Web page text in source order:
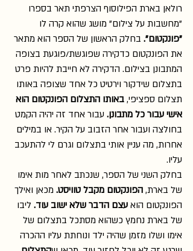
רולאן בארת הפילוסוף הצרפתי תאר בספרו
"מחשבות על צילום" מושג שהוא קרה לו
"פונקטום". בחלק הראשון של הספר הוא מתאר
את הפונקטום כדקירה שפוגשת/פוגעת בצופה
המתבונן בצילום. הדקירה לא חייבת להיות פרט
בתצלום שידקור וירטיט כל אחד שצופה באותו
תצלום ספציפי, באותו התצלום הפונקטום הוא
אישי עבור כל מתבונן. עבור אחד זה יהיה הקמט
בחולצה ועבור אחר הזבוב על הקיר. או במילים
אחרות, מה עניין אותי בתצלום וגרם לי להתעכב
עליו.
בחלק השני של הספר, שנכתב לאחר מות אימו
של בארת, הפונקטום מקבל טוויסט. מכאן ואילך
הפונקטום הוא עצם הדבר שלא ישוב עוד. ליבו
של בארת נחמץ כשהוא מסתכל בתצלום של
אימו ושלו מזמן שהיה ילד ונוחתת עליו ההכרה